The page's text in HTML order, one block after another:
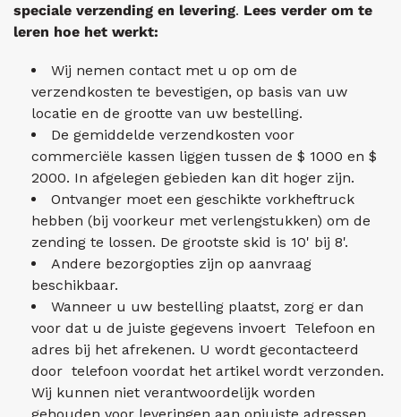
speciale verzending en levering. Lees verder om te
leren hoe het werkt:
Wij nemen contact met u op om de
verzendkosten te bevestigen, op basis van uw
locatie en de grootte van uw bestelling.
De gemiddelde verzendkosten voor
commerciële kassen liggen tussen de $ 1000 en $
2000. In afgelegen gebieden kan dit hoger zijn.
Ontvanger moet een geschikte vorkheftruck
hebben (bij voorkeur met verlengstukken) om de
zending te lossen. De grootste skid is 10' bij 8'.
Andere bezorgopties zijn op aanvraag
beschikbaar.
Wanneer u uw bestelling plaatst, zorg er dan
voor dat u de juiste gegevens invoert Telefoon en
adres bij het afrekenen. U wordt gecontacteerd
door telefoon voordat het artikel wordt verzonden.
Wij kunnen niet verantwoordelijk worden